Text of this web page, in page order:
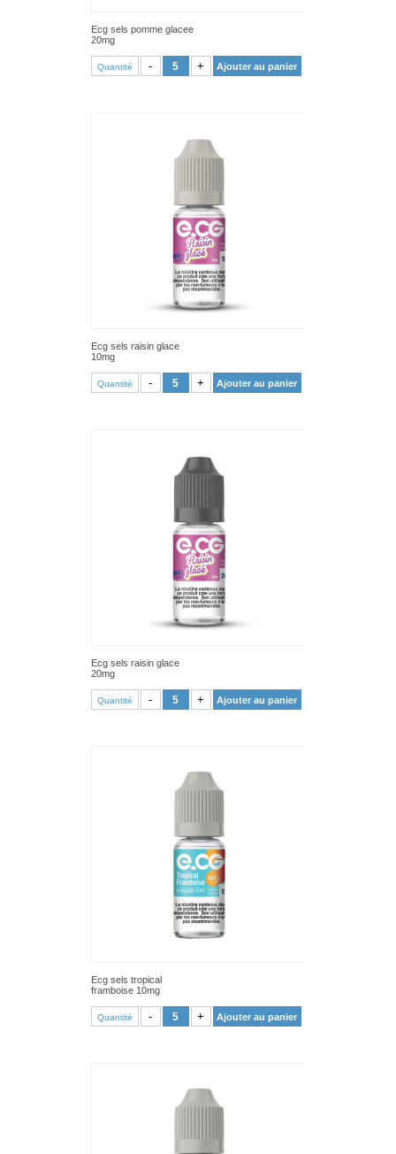
Ecg sels pomme glacee
20mg
Quantité - + Ajouter au panier
Ecg sels raisin glace
10mg
Quantité - + Ajouter au panier
Ecg sels raisin glace
20mg
Quantité - + Ajouter au panier
Ecg sels tropical
framboise 10mg
Quantité - + Ajouter au panier